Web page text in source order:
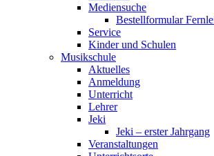
Mediensuche
Bestellformular
Service
Kinder und Schulen
Musikschule
Aktuelles
Anmeldung
Unterricht
Lehrer
Jeki
Jeki – erster Jahrgang
Veranstaltungen